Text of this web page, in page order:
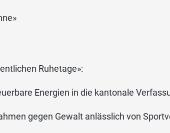
Ruhetage»:
Energien in die kantonale
gegen Gewalt anlässlich von